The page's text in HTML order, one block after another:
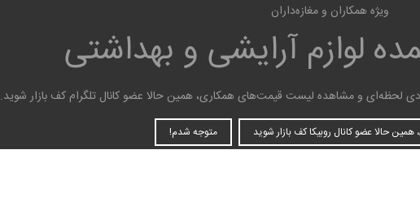
ویژه همکاران و مغازه‌داران
لوازم آرایشی و بهداشتی
لحظه‌ای و مشاهده لیست قیمت‌های همکاری، همین حالا عضو کانال تلگرام کف بازار شوید.
حالا عضو کانال روبیکا کف بازار شوید متوجه شدم!